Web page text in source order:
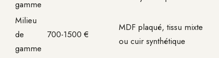
gamme
Milieu
de
gamme
700-1500 €
MDF plaqué, tissu mixte
ou cuir synthétique